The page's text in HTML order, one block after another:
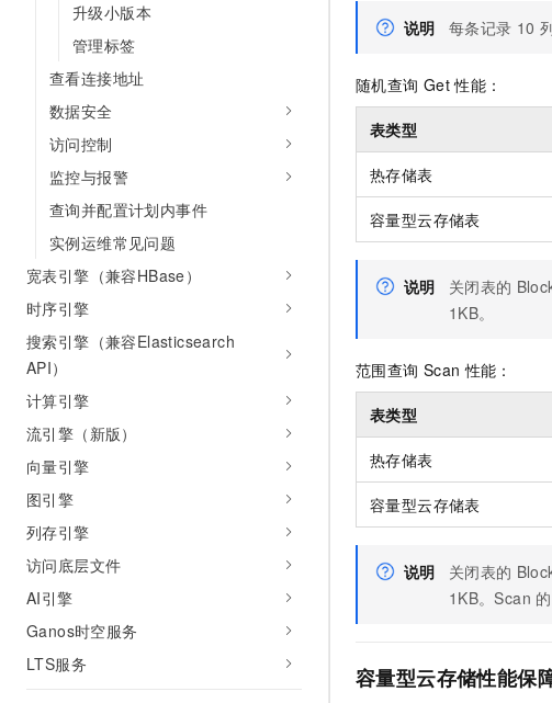
升级小版本
管理标签
查看连接地址
数据安全
访问控制
监控与报警
查询并配置计划内事件
实例运维常见问题
宽表引擎（兼容HBase）
时序引擎
搜索引擎（兼容Elasticsearch
API）
计算引擎
流引擎（新版）
向量引擎
图引擎
列存引擎
访问底层文件
AI引擎
Ganos时空服务
LTS服务
说明 每条记录 10
随机查询 Get 性能：
表类型
热存储表
容量型云存储表
说明 关闭表的
1KB。
范围查询 Scan 性能：
表类型
热存储表
容量型云存储表
说明 关闭表的
1KB。Scan 的
容量型云存储性能保